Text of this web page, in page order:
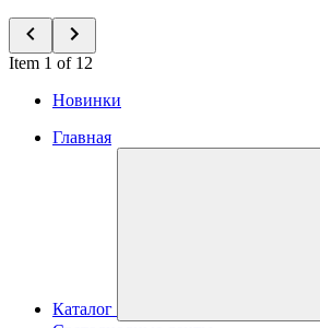
Item 1 of 12
Новинки
Главная
Каталог